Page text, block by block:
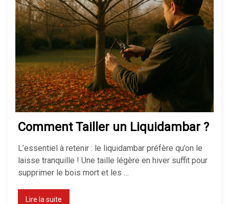
Comment Tailler un Liquidambar ?
L’essentiel à retenir : le liquidambar préfère qu’on le
laisse tranquille ! Une taille légère en hiver suffit pour
supprimer le bois mort et les …
Lire la suite